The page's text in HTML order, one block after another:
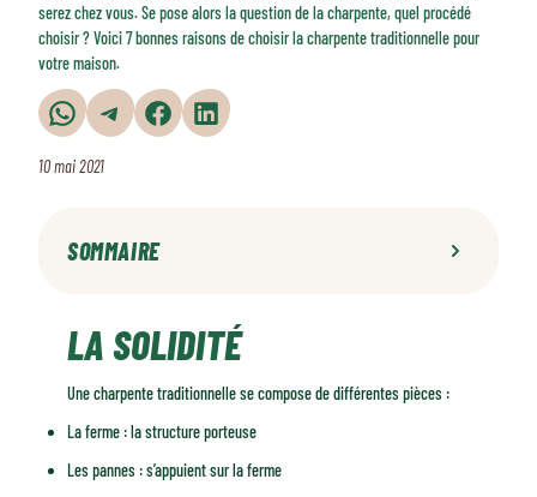
serez chez vous. Se pose alors la question de la charpente, quel procédé
choisir ? Voici 7 bonnes raisons de choisir la charpente traditionnelle pour
votre maison.
Partager sur WhatsApp Partager sur Telegram Partager sur Facebook Partager sur LinkedIn
10 mai 2021
SOMMAIRE
Les possibilités
Les innovations
Les essences
Le charme
LA SOLIDITÉ
Une charpente traditionnelle se compose de différentes pièces :
La ferme : la structure porteuse
Les pannes : s’appuient sur la ferme